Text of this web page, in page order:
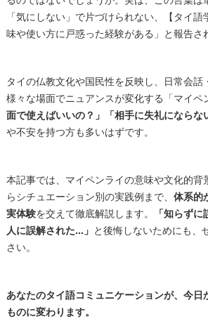
「気にしない」で片づけられない、【タイ
味や使い方に戸惑った経験がある」と報告さ
タイの仏教文化や国民性を反映し、日常会話
様々な場面でニュアンスが変化する「マイペ
面で使えばいいの？」「相手に失礼にならな
や不安を持つ方も多いはずです。
本記事では、マイペンライの意味や文化的背
らシチュエーション別の実践例まで、 体系的
実体験を交えて徹底解説します。
「知らず
人に誤解された…」 と後悔しないためにも、
さい。
あなたのタイ語コミュニケーションが、今日
ものに変わります。